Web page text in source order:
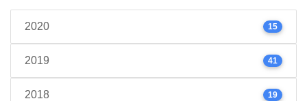
2020 15
2019 41
2018 19